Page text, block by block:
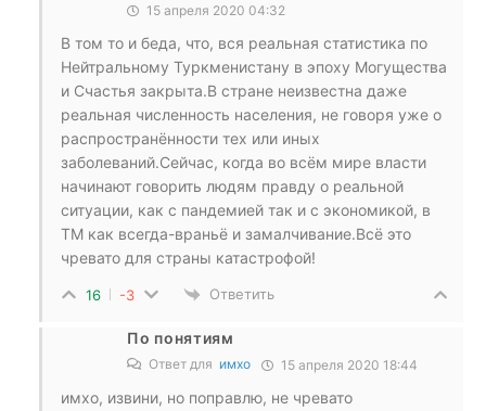
15 апреля 2020 04:32
В том то и беда, что, вся реальная статистика по
Нейтральному Туркменистану в эпоху Могущества
и Счастья закрыта.В стране неизвестна даже
реальная численность населения, не говоря уже о
распространённости тех или иных
заболеваний.Сейчас, когда во всём мире власти
начинают говорить людям правду о реальной
ситуации, как с пандемией так и с экономикой, в
ТМ как всегда-враньё и замалчивание.Всё это
чревато для страны катастрофой!
16 -3 Ответить
По понятиям
Ответ для имхо 15 апреля 2020 18:44
имхо, извини, но поправлю, не чревато